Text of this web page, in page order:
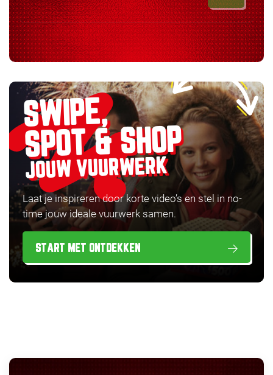
SWIPE,
SPOT & SHOP
JOUW VUURWERK
Laat je inspireren door korte video’s en stel in no-
time jouw ideale vuurwerk samen.
START MET ONTDEKKEN